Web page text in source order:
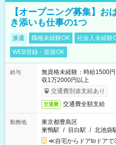
【オープニング募集】お
き添いも仕事の1つ
派遣 職種未経験OK 社会人未経験
WEB登録・面接OK
給与
無資格未経験：時給
収1万2000円以上
交通費別途支給あり
交通費 交通費全額支給
勤務地
東京都豊島区
巣鴨駅 / 目白駅 / 北池袋
≪自宅からドアtoドア